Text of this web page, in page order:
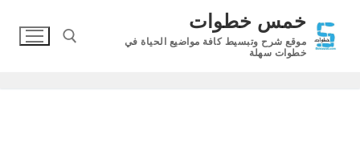
المحتوى
خمس خطوات
موقع شرح وتبسيط كافة مواضيع الحياة في
خطوات سهلة